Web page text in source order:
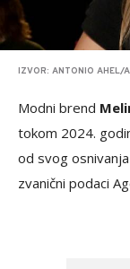
IZVOR: ANTONIO AHEL/
Modni brend
tokom 2024.
od svog
zvanični podaci